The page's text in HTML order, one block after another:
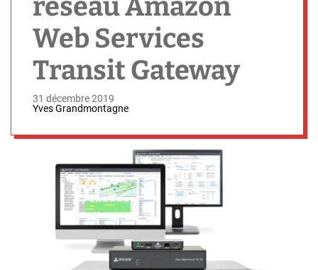
Web Services
Transit Gateway
31 décembre 2019
Yves Grandmontagne